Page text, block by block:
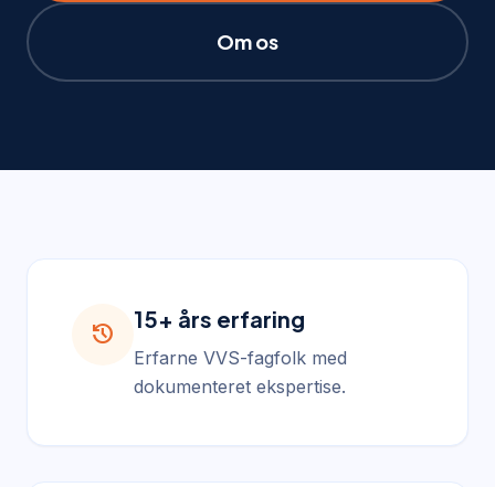
Om os
history
15+ års erfaring
Erfarne VVS-fagfolk med
dokumenteret ekspertise.